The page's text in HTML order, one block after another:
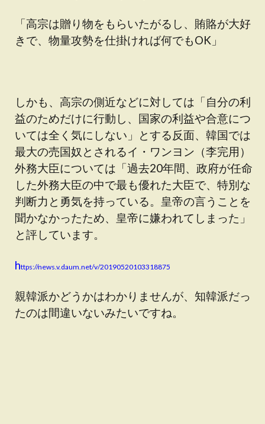
「高宗は贈り物をもらいたがるし、賄賂が大好
きで、物量攻勢を仕掛ければ何でもOK」
しかも、高宗の側近などに対しては「自分の利
益のためだけに行動し、国家の利益や合意につ
いては全く気にしない」とする反面、韓国では
最大の売国奴とされるイ・ワンヨン（李完用）
外務大臣については「過去20年間、政府が任命
した外務大臣の中で最も優れた大臣で、特別な
判断力と勇気を持っている。皇帝の言うことを
聞かなかったため、皇帝に嫌われてしまった」
と評しています。
https://news.v.daum.net/v/20190520103318875
親韓派かどうかはわかりませんが、知韓派だっ
たのは間違いないみたいですね。